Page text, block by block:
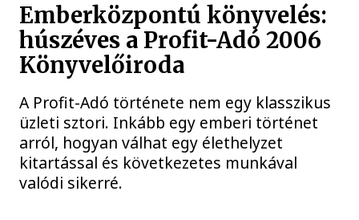
Emberközpontú könyvelés:
húszéves a Profit-Adó 2006
Könyvelőiroda
A Profit-Adó története nem egy klasszikus
üzleti sztori. Inkább egy emberi történet
arról, hogyan válhat egy élethelyzet
kitartással és következetes munkával
valódi sikerré.